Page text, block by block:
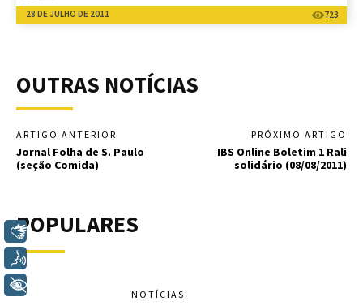
28 DE JULHO DE 2011 723
OUTRAS NOTÍCIAS
ARTIGO ANTERIOR
Jornal Folha de S. Paulo
(seção Comida)
PRÓXIMO ARTIGO
IBS Online Boletim 1 Rali
solidário (08/08/2011)
POPULARES
NOTÍCIAS
Libras
Voz